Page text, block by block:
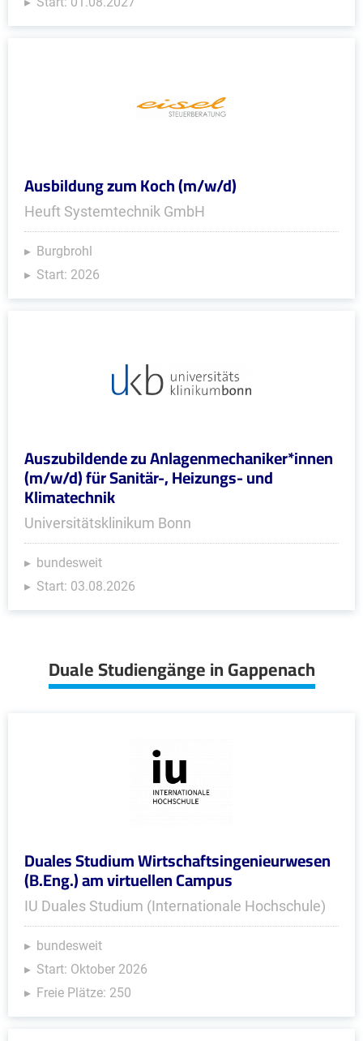
Ausbildung zum Koch (m/w/d)
Heuft Systemtechnik GmbH
Burgbrohl
Start: 2026
Auszubildende zu Anlagenmechaniker*innen
(m/w/d) für Sanitär-, Heizungs- und
Klimatechnik
Universitätsklinikum Bonn
bundesweit
Start: 03.08.2026
Duale Studiengänge in Gappenach
Duales Studium Wirtschaftsingenieurwesen
(B.Eng.) am virtuellen Campus
IU Duales Studium (Internationale Hochschule)
bundesweit
Start: Oktober 2026
Freie Plätze: 250